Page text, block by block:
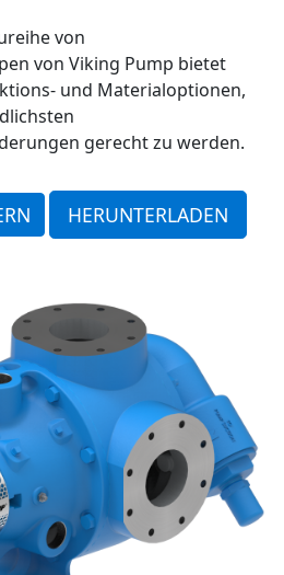
von
von Viking Pump bietet
und Materialoptionen,
gerecht zu werden.
HERUNTERLADEN